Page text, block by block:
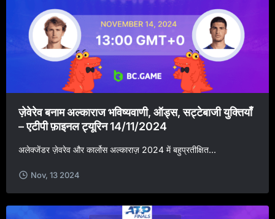
ज़ेवेरेव बनाम अल्काराज भविष्यवाणी, ऑड्स, सट्टेबाजी युक्तियाँ
– एटीपी फ़ाइनल ट्यूरिन 14/11/2024
अलेक्जेंडर ज़ेवरेव और कार्लोस अल्काराज़ 2024 में बहुप्रतीक्षित...
Nov, 13 2024